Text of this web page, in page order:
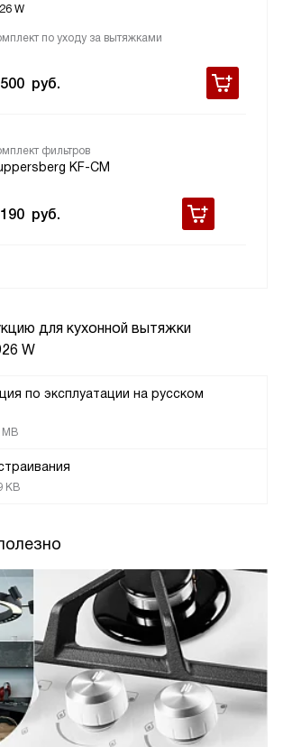
для кухонной вытяжки
W
по эксплуатации на русском
MB
KB
W
по уходу за вытяжками
руб.
фильтров
KF-CM
руб.